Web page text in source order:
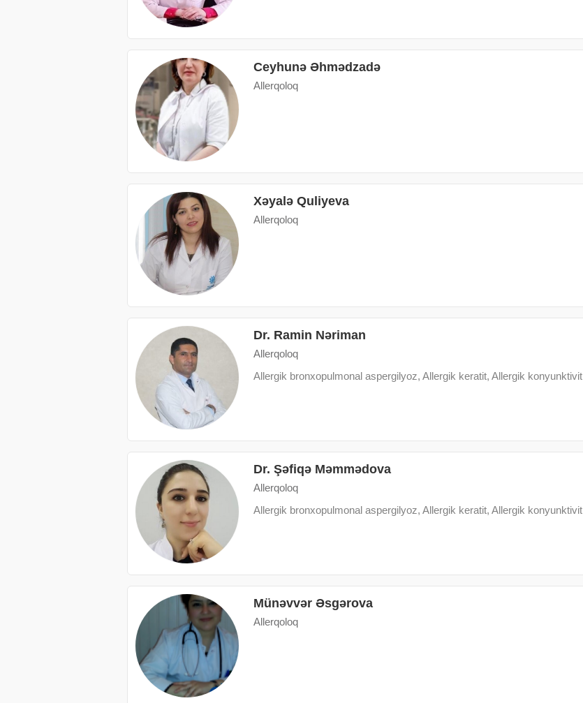
Ceyhunə Əhmədzadə
Allerqoloq
Xəyalə Quliyeva
Allerqoloq
Dr. Ramin Nəriman
Allerqoloq
Аllergik bronxopulmonal aspergilyoz, Allergik keratit, Allergik konyunktivit
Dr. Şəfiqə Məmmədova
Allerqoloq
Аllergik bronxopulmonal aspergilyoz, Allergik keratit, Allergik konyunktivit
Münəvvər Əsgərova
Allerqoloq